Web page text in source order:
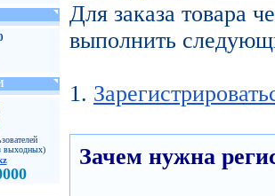
выходных)
Для заказа товара
выполнить
1.
Зачем нужна